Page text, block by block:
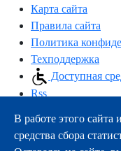
Карта сайта
Правила сайта
Политика
Техподдержка
Доступная
Rss
163000,
тел.:+7 (8182) 21-11-63
В работе этого
средства сбора